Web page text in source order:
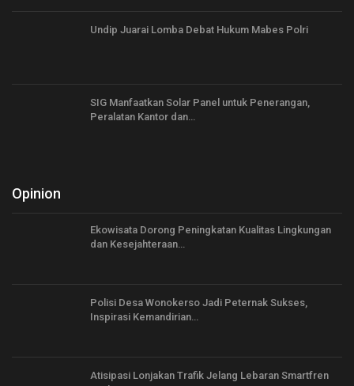
Undip Juarai Lomba Debat Hukum Mabes Polri
SIG Manfaatkan Solar Panel untuk Penerangan,
Peralatan Kantor dan…
Opinion
Ekowisata Dorong Peningkatan Kualitas Lingkungan
dan Kesejahteraan…
Polisi Desa Wonokerso Jadi Peternak Sukses,
Inspirasi Kemandirian…
Atisipasi Lonjakan Trafik Jelang Lebaran Smartfren